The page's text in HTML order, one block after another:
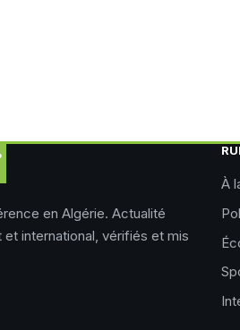
en Algérie. Actualité
international, vérifiés et mis
À